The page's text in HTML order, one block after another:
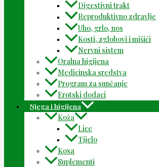
Digestivni trakt
Reproduktivno zdravlje
Uho, grlo, nos
Kosti, zglobovi i mišići
Nervni sistem
Oralna higijena
Medicinska sredstva
Program za sunčanje
Erotski dodaci
Njega i higijena
Koža
Lice
Tijelo
Kosa
Suplementi